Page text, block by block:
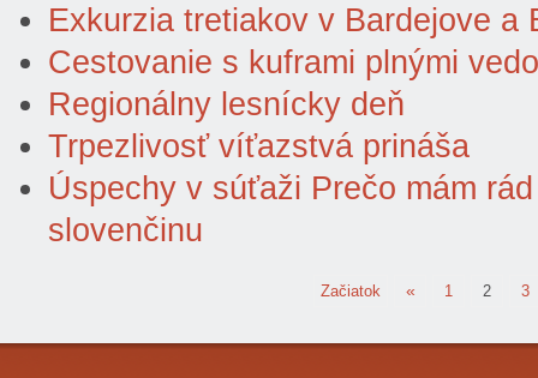
Exkurzia tretiakov v Bardejove a
Cestovanie s kuframi plnými
Regionálny lesnícky deň
Trpezlivosť víťazstvá prináša
Úspechy v súťaži Prečo mám
slovenčinu
Začiatok « 1 2 3